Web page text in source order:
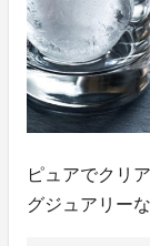
ピュアでクリ
グジュアリー